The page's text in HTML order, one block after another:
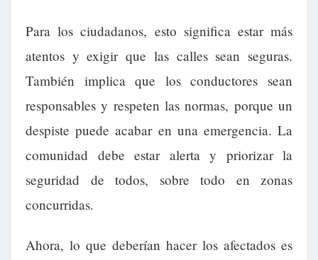
Para los ciudadanos, esto significa estar más
atentos y exigir que las calles sean seguras.
También implica que los conductores sean
responsables y respeten las normas, porque un
despiste puede acabar en una emergencia. La
comunidad debe estar alerta y priorizar la
seguridad de todos, sobre todo en zonas
concurridas.
Ahora, lo que deberían hacer los afectados es